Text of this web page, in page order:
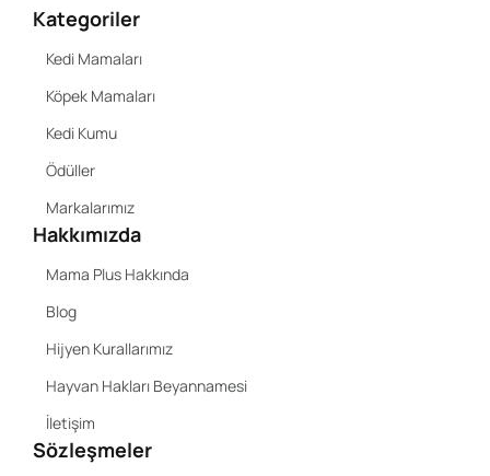
Kategoriler
Kedi Mamaları
Köpek Mamaları
Kedi Kumu
Ödüller
Markalarımız
Hakkımızda
Mama Plus Hakkında
Blog
Hijyen Kurallarımız
Hayvan Hakları Beyannamesi
İletişim
Sözleşmeler